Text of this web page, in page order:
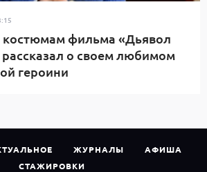
фильма «Дьявол
рассказал о своем любимом
героини
ЖУРНАЛЫ
АФИША
СТАЖИРОВКИ